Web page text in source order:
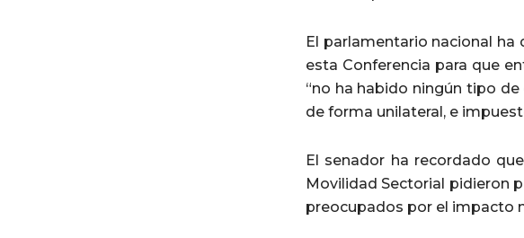
El parlamentario nacional
esta Conferencia para que
“no ha habido ningún tipo
de forma unilateral, e
El senador ha recordado
Movilidad Sectorial pidieron
preocupados por el impacto